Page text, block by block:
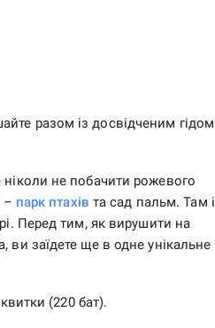
разом із досвідченим гідом
ніколи не побачити рожевого
– парк птахів та сад пальм. Там і
Перед тим, як вирушити на
ви заїдете ще в одне унікальне
(220 бат).